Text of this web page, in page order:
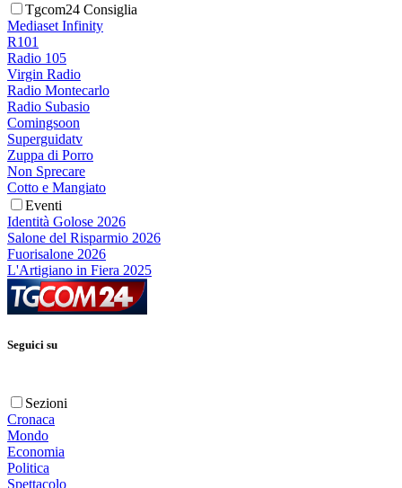
Tgcom24 Consiglia
Mediaset Infinity
R101
Radio 105
Virgin Radio
Radio Montecarlo
Radio Subasio
Comingsoon
Superguidatv
Zuppa di Porro
Non Sprecare
Cotto e Mangiato
Eventi
Identità Golose 2026
Salone del Risparmio 2026
Fuorisalone 2026
L'Artigiano in Fiera 2025
Seguici su
Sezioni
Cronaca
Mondo
Economia
Politica
Spettacolo